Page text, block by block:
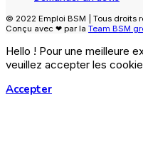
© 2022 Emploi BSM | Tous droits
Conçu avec ❤ par la Team BSM
Hello ! Pour une meilleure
veuillez accepter les
Accepter